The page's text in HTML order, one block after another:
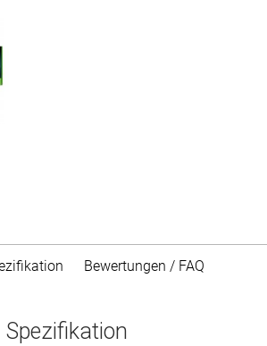
Bewertungen / FAQ
Spezifikation